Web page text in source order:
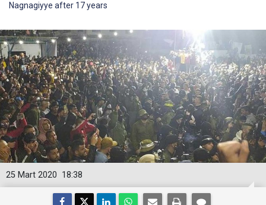
Nagnagiyye after 17 years
18:38
25 Mart 2020